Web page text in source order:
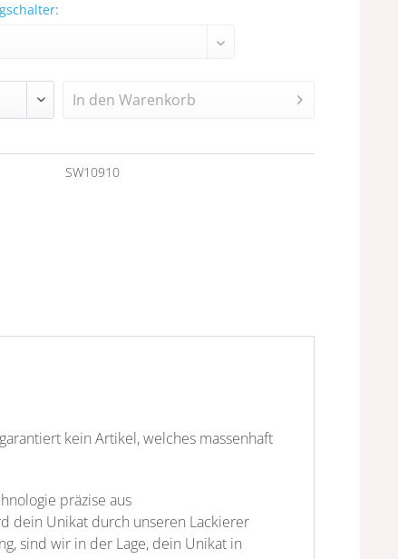
In den Warenkorb
SW10910
kein Artikel, welches massenhaft
präzise aus
dein Unikat durch unseren Lackierer
sind wir in der Lage, dein Unikat in